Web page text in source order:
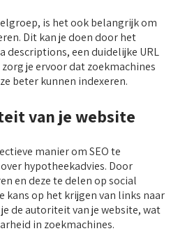
is het ook belangrijk om
Dit kan je doen door het
descriptions, een duidelijke URL
je ervoor dat zoekmachines
beter kunnen indexeren.
van je website
manier om SEO te
hypotheekadvies. Door
en deze te delen op social
kans op het krijgen van links naar
de autoriteit van je website, wat
in zoekmachines.